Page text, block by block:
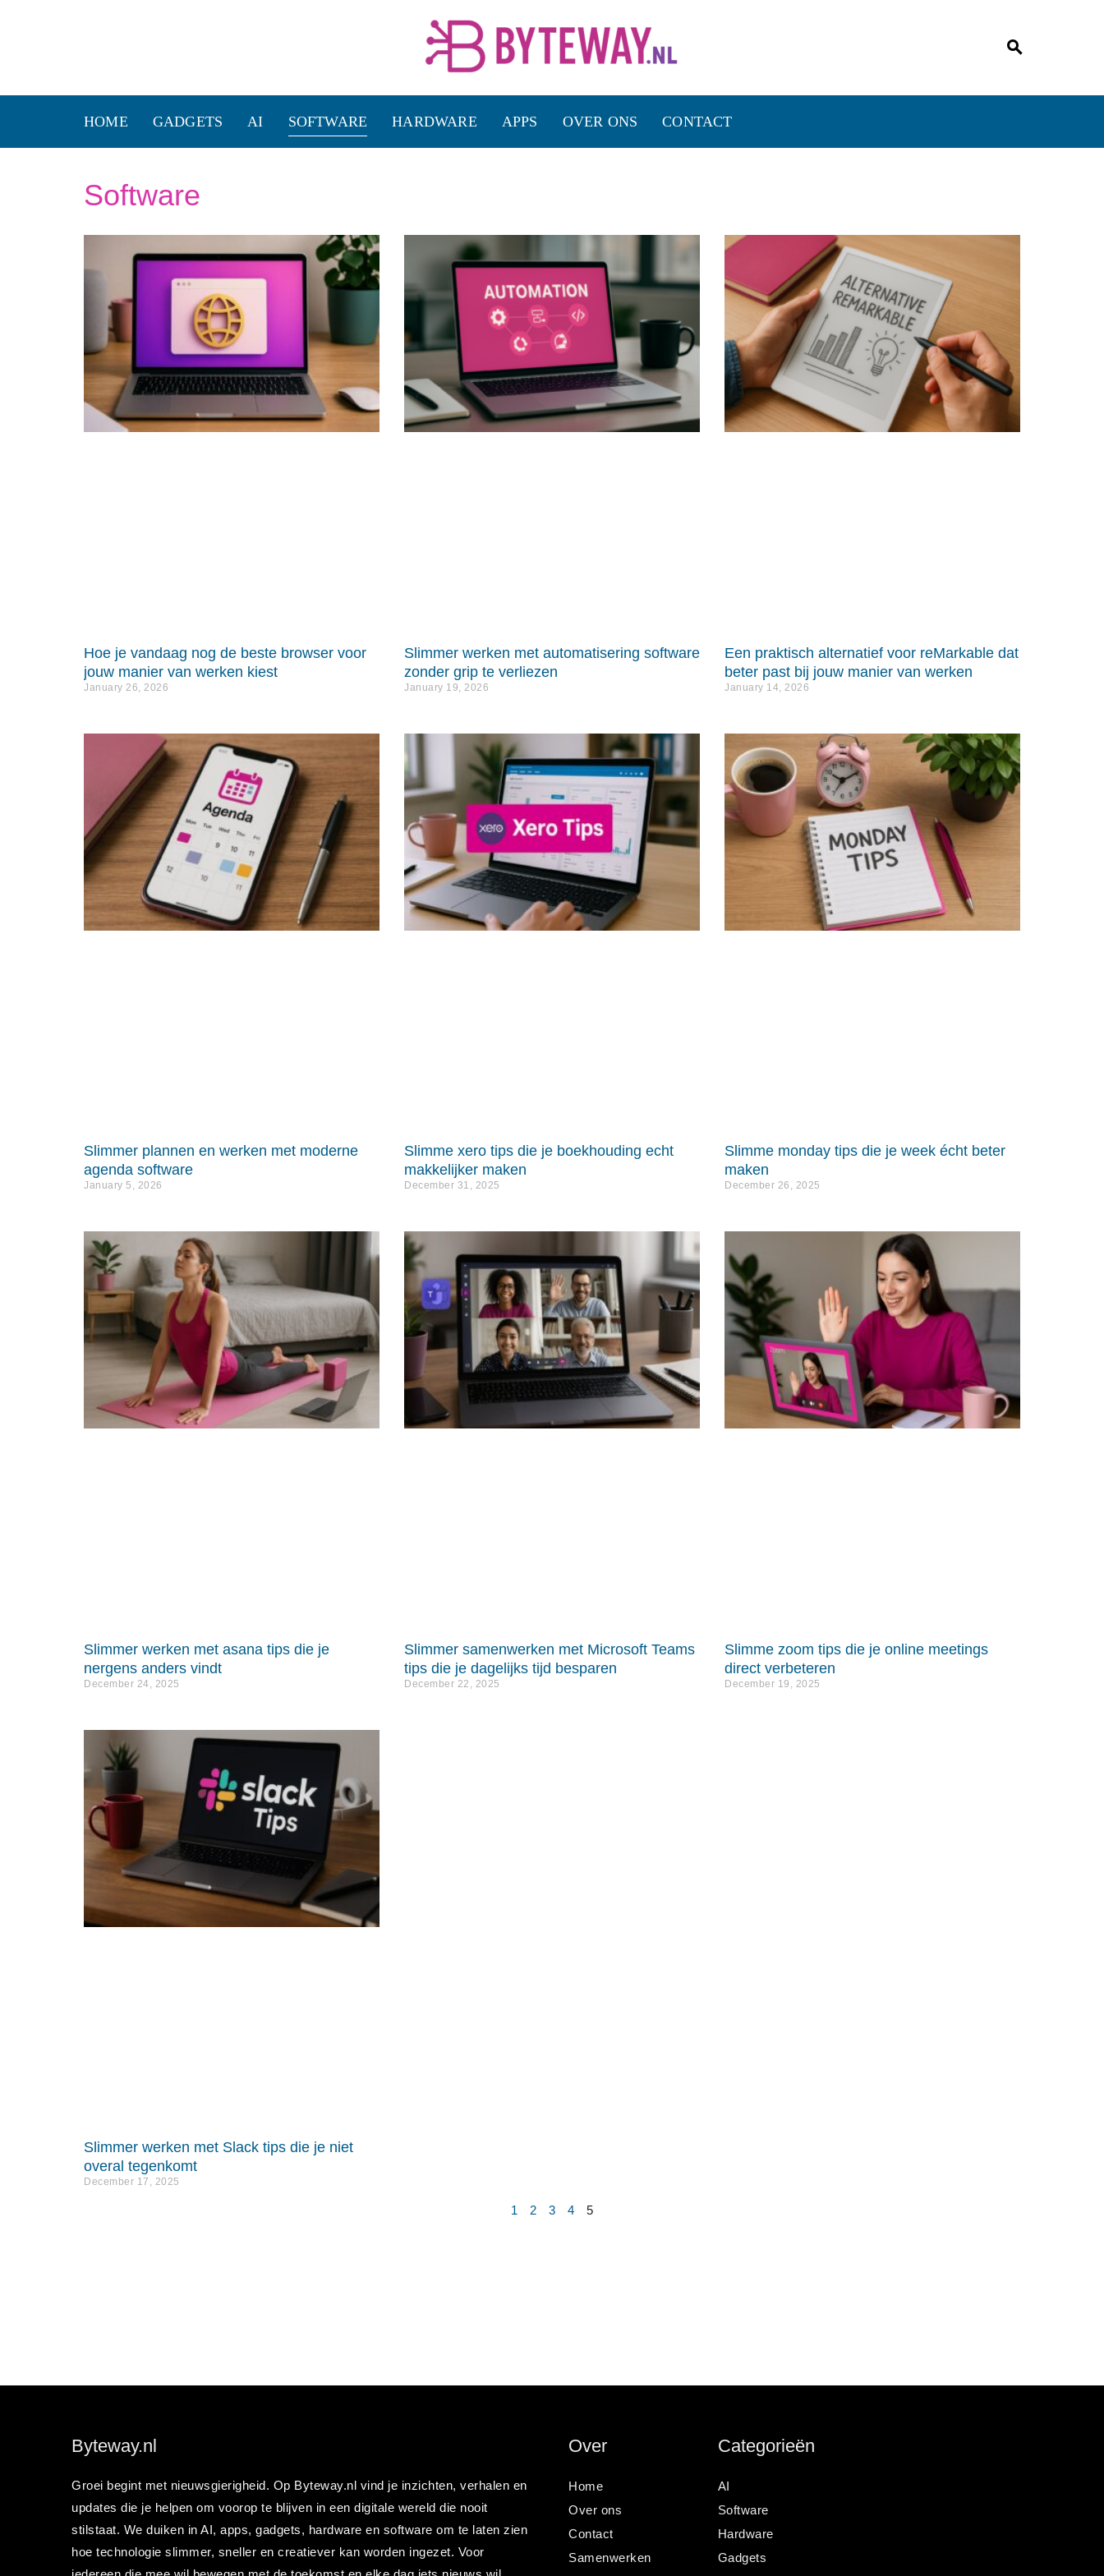
HOME GADGETS AI SOFTWARE HARDWARE APPS OVER ONS CONTACT
Software
Hoe je vandaag nog de beste browser voor
jouw manier van werken kiest
January 26, 2026
Slimmer werken met automatisering software
zonder grip te verliezen
January 19, 2026
Een praktisch alternatief voor reMarkable dat
beter past bij jouw manier van werken
January 14, 2026
Slimmer plannen en werken met moderne
agenda software
January 5, 2026
Slimme xero tips die je boekhouding echt
makkelijker maken
December 31, 2025
Slimme monday tips die je week écht beter
maken
December 26, 2025
Slimmer werken met asana tips die je
nergens anders vindt
December 24, 2025
Slimmer samenwerken met Microsoft Teams
tips die je dagelijks tijd besparen
December 22, 2025
Slimme zoom tips die je online meetings
direct verbeteren
December 19, 2025
Slimmer werken met Slack tips die je niet
overal tegenkomt
December 17, 2025
1 2 3 4 5
Byteway.nl
Groei begint met nieuwsgierigheid. Op Byteway.nl vind je inzichten, verhalen en
updates die je helpen om voorop te blijven in een digitale wereld die nooit
stilstaat. We duiken in AI, apps, gadgets, hardware en software om te laten zien
hoe technologie slimmer, sneller en creatiever kan worden ingezet. Voor
Over
Home
Over ons
Contact
Samenwerken
Categorieën
AI
Software
Hardware
Gadgets